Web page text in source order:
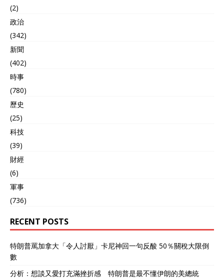
(2)
政治
(342)
新聞
(402)
時事
(780)
歷史
(25)
科技
(39)
財經
(6)
軍事
(736)
RECENT POSTS
特朗普罵加拿大「令人討厭」卡尼神回一句反酸 50％關稅大限倒
數
分析：想談又愛打充滿挫折感 特朗普是最不懂伊朗的美總統